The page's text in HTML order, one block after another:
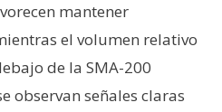
mantener
el volumen relativo
de la SMA-200
observan señales claras